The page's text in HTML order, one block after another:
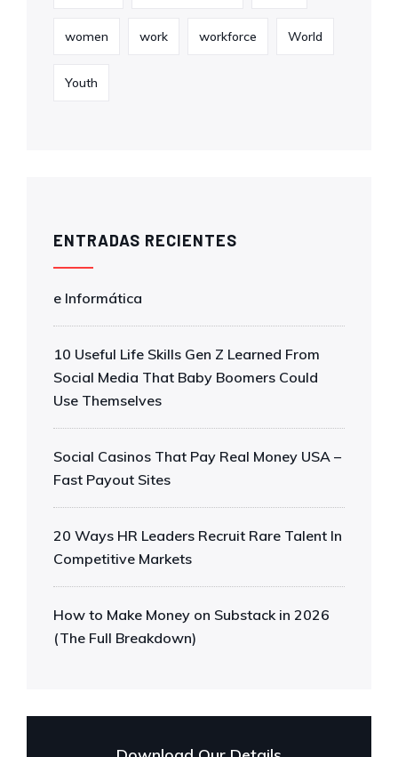
women work workforce World
Youth
ENTRADAS RECIENTES
e Informática
10 Useful Life Skills Gen Z Learned From
Social Media That Baby Boomers Could
Use Themselves
Social Casinos That Pay Real Money USA –
Fast Payout Sites
20 Ways HR Leaders Recruit Rare Talent In
Competitive Markets
How to Make Money on Substack in 2026
(The Full Breakdown)